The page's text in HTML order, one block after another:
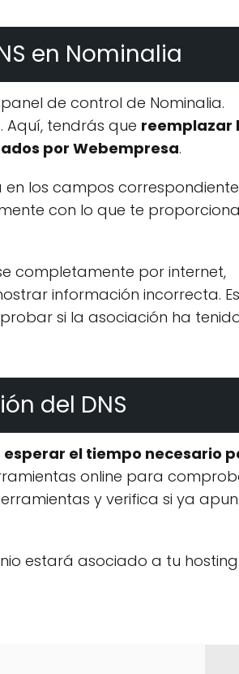
en Nominalia
de control de Nominalia.
Aquí, tendrás que reemplazar
por Webempresa.
en los campos
con lo que te proporciona
completamente por internet,
información incorrecta. Es
si la asociación ha
del DNS
esperar el tiempo necesario
online para
y verifica si ya
estará asociado a tu